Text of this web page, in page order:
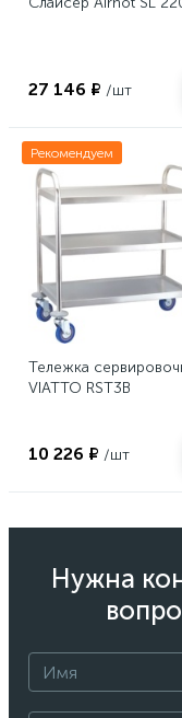
27 146 ₽ /шт
Рекомендуем
Тележка
VIATTO RST3B
10 226 ₽ /шт
Нужна